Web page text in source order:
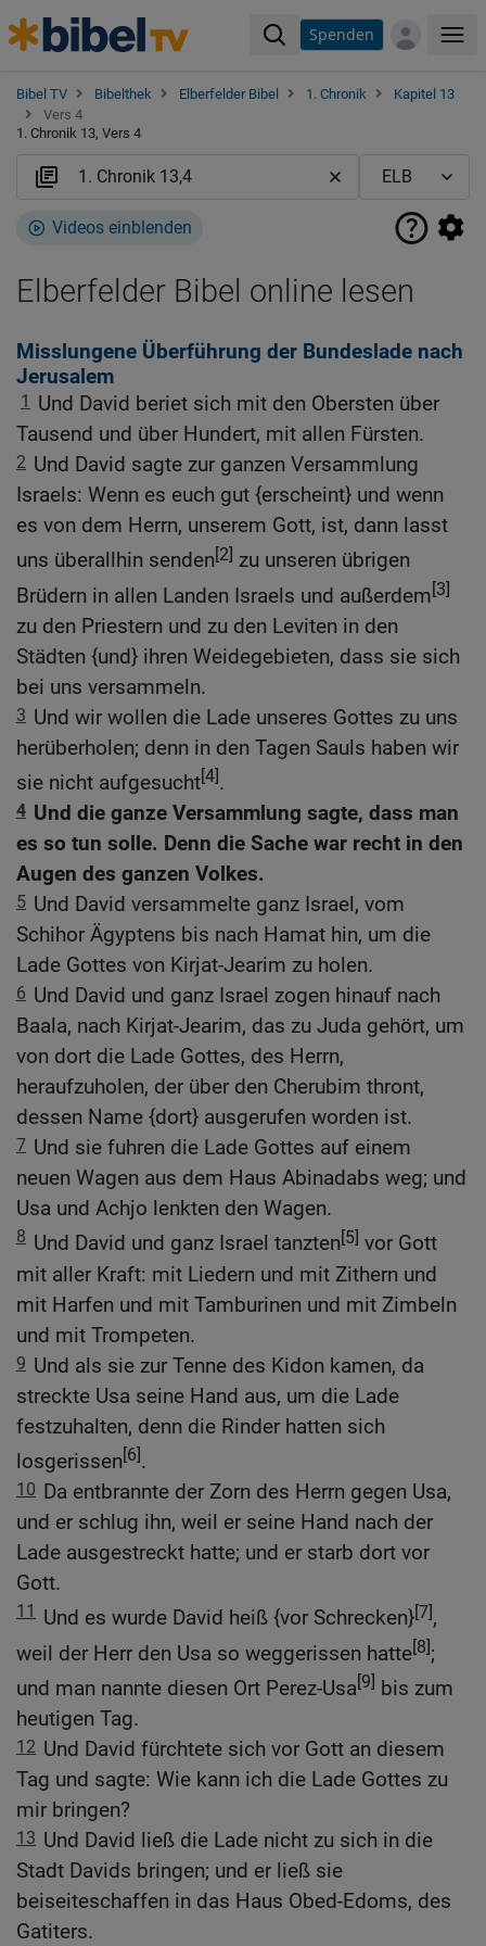
Spenden
Bibel TV Bibelthek Elberfelder Bibel 1. Chronik
Kapitel 13
Vers 4
1. Chronik 13, Vers 4
Videos einblenden
Elberfelder Bibel online lesen
Misslungene Überführung der Bundeslade nach
Jerusalem
1
Und David beriet sich mit den Obersten über
Tausend und über Hundert, mit allen Fürsten.
2 Und David sagte zur ganzen Versammlung
Israels: Wenn es euch gut {erscheint} und wenn
es von dem Herrn, unserem Gott, ist, dann lasst
uns überallhin senden[2] zu unseren übrigen
Brüdern in allen Landen Israels und außerdem[3]
zu den Priestern und zu den Leviten in den
Städten {und} ihren Weidegebieten, dass sie sich
bei uns versammeln.
3 Und wir wollen die Lade unseres Gottes zu uns
herüberholen; denn in den Tagen Sauls haben wir
sie nicht aufgesucht[4].
4 Und die ganze Versammlung sagte, dass man
es so tun solle. Denn die Sache war recht in den
Augen des ganzen Volkes.
5 Und David versammelte ganz Israel, vom
Schihor Ägyptens bis nach Hamat hin, um die
Lade Gottes von Kirjat-Jearim zu holen.
6 Und David und ganz Israel zogen hinauf nach
Baala, nach Kirjat-Jearim, das zu Juda gehört, um
von dort die Lade Gottes, des Herrn,
heraufzuholen, der über den Cherubim thront,
dessen Name {dort} ausgerufen worden ist.
7 Und sie fuhren die Lade Gottes auf einem
neuen Wagen aus dem Haus Abinadabs weg; und
Usa und Achjo lenkten den Wagen.
8 Und David und ganz Israel tanzten[5] vor Gott
mit aller Kraft: mit Liedern und mit Zithern und
mit Harfen und mit Tamburinen und mit Zimbeln
und mit Trompeten.
9 Und als sie zur Tenne des Kidon kamen, da
streckte Usa seine Hand aus, um die Lade
festzuhalten, denn die Rinder hatten sich
losgerissen[6].
10 Da entbrannte der Zorn des Herrn gegen Usa,
und er schlug ihn, weil er seine Hand nach der
Lade ausgestreckt hatte; und er starb dort vor
Gott.
11 Und es wurde David heiß {vor Schrecken}[7],
weil der Herr den Usa so weggerissen hatte[8];
und man nannte diesen Ort Perez-Usa[9] bis zum
heutigen Tag.
12 Und David fürchtete sich vor Gott an diesem
Tag und sagte: Wie kann ich die Lade Gottes zu
mir bringen?
13 Und David ließ die Lade nicht zu sich in die
Stadt Davids bringen; und er ließ sie
beiseiteschaffen in das Haus Obed-Edoms, des
Gatiters.